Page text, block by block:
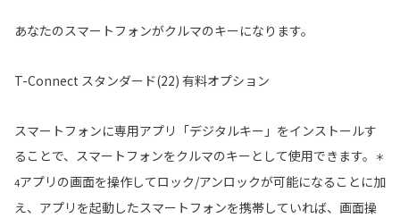
あなたのスマートフォンがクルマのキーになります。
T-Connect スタンダード(22) 有料オプション
スマートフォンに専用アプリ「デジタルキー」をインストールす
ることで、スマートフォンをクルマのキーとして使用できます。
＊
4アプリの画面を操作してロック/アンロックが可能になることに加
え、アプリを起動したスマートフォンを携帯していれば、画面操